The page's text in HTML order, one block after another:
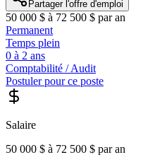
Partager l'offre d'emploi
50 000 $ à 72 500 $ par an
Permanent
Temps plein
0 à 2 ans
Comptabilité / Audit
Postuler pour ce poste
Salaire
50 000 $ à 72 500 $ par an